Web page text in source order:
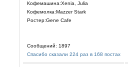
Кофемашина:Xenia, Julia
Кофемолка:Mazzer Stark
Ростер:Gene Cafe
Сообщений: 1897
Спасибо сказали 224 раз в 168 постах